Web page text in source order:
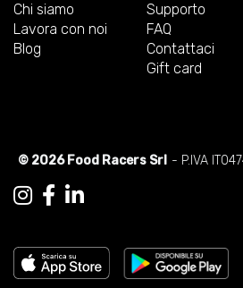
Chi siamo
Lavora con noi
Blog
Supporto
FAQ
Contattaci
Gift card
© 2026 Food Racers Srl - P.IVA